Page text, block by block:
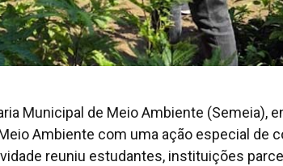
Municipal de Meio Ambiente (Semeia),
Ambiente com uma ação especial de
reuniu estudantes, instituições